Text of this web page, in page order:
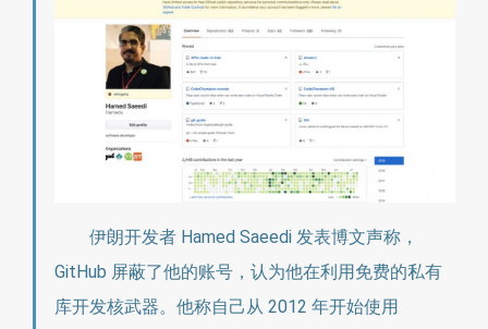
伊朗开发者 Hamed Saeedi 发表博文声称，
GitHub 屏蔽了他的账号，认为他在利用免费的私有
库开发核武器。他称自己从 2012 年开始使用